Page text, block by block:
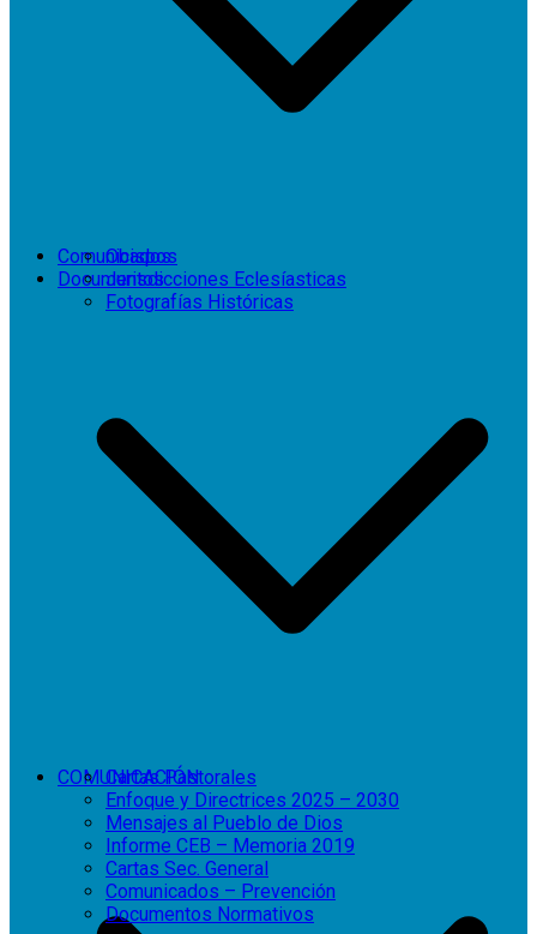
Obispos
Jurisdicciones Eclesíasticas
Fotografías Históricas
Comunicados
Documentos
Cartas Pastorales
Enfoque y Directrices 2025 – 2030
Mensajes al Pueblo de Dios
Informe CEB – Memoria 2019
Cartas Sec. General
Comunicados – Prevención
Documentos Normativos
COMUNICACIÓN